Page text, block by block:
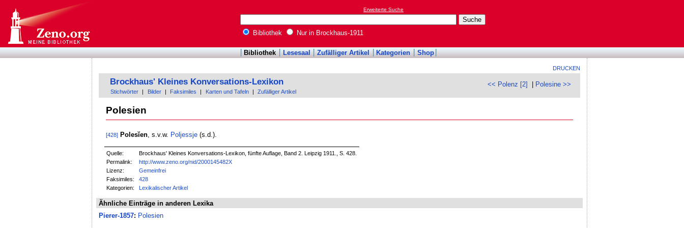
Erweiterte Suche
Bibliothek Nur in Brockhaus-1911
Bibliothek Lesesaal Zufälliger Artikel Kategorien Shop
DRUCKEN
<< Polenz [2] Polesine >>
Brockhaus' Kleines Konversations-Lexikon
Stichwörter Bilder Faksimiles Karten und Tafeln Zufälliger Artikel
Polesien
[428] Polesĭen, s.v.w. Poljessje(s.d.).
Quelle:
Brockhaus' Kleines Konversations-Lexikon, fünfte Auflage, Band 2. Leipzig 1911., S. 428.
Permalink:
http://www.zeno.org/nid/2000145482X
Lizenz:
Gemeinfrei
Faksimiles:
428
Kategorien:
Lexikalischer Artikel
Ähnliche Einträge in anderen Lexika
Pierer-1857: Polesien